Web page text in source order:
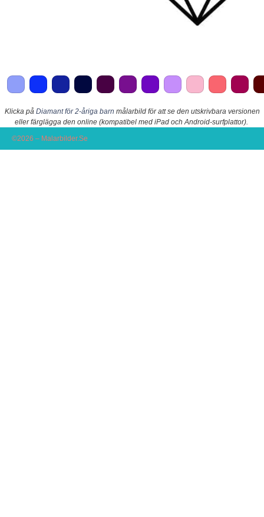
Klicka på Diamant för 2-åriga barn målarbild för att se den utskrivbara versionen
eller färglägga den online (kompatibel med iPad och Android-surfplattor).
©2026 – Malarbilder.Se